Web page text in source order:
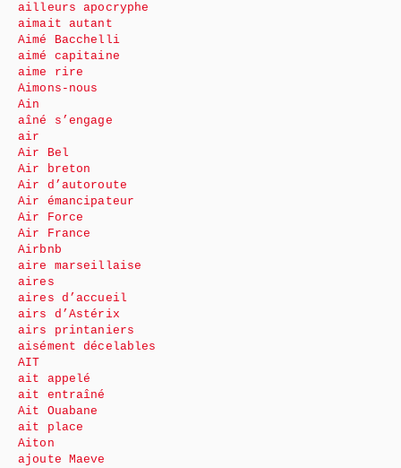
ailleurs apocryphe
aimait autant
Aimé Bacchelli
aimé capitaine
aime rire
Aimons-nous
Ain
aîné s’engage
air
Air Bel
Air breton
Air d’autoroute
Air émancipateur
Air Force
Air France
Airbnb
aire marseillaise
aires
aires d’accueil
airs d’Astérix
airs printaniers
aisément décelables
AIT
ait appelé
ait entraîné
Ait Ouabane
ait place
Aiton
ajoute Maeve